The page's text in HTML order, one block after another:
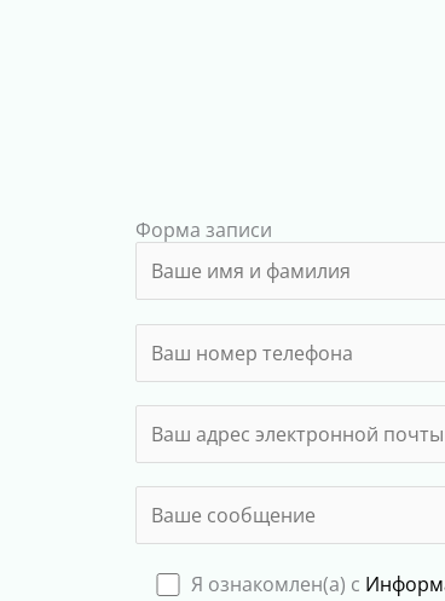
Форма записи
Я ознакомлен(а) с